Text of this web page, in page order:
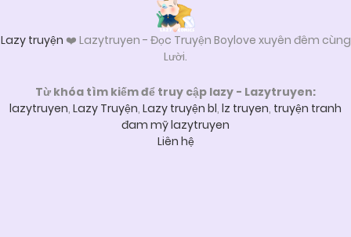
Lazy truyện ❤️ Lazytruyen - Đọc Truyện Boylove xuyên đêm cùng
Lười.
Từ khóa tìm kiếm để truy cập lazy - Lazytruyen:
lazytruyen, Lazy Truyện, Lazy truyện bl, lz truyen, truyện tranh
đam mỹ lazytruyen
Liên hệ